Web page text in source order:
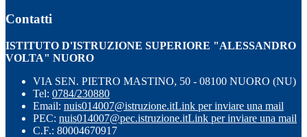
Contatti
ISTITUTO D'ISTRUZIONE SUPERIORE "ALESSANDRO
VOLTA" NUORO
VIA SEN. PIETRO MASTINO, 50 - 08100 NUORO (NU)
Tel: 0784/230880
Email: nuis014007@istruzione.itLink per inviare una mail
PEC: nuis014007@pec.istruzione.itLink per inviare una mail
C.F.: 80004670917